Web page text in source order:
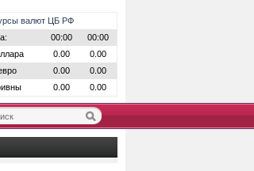
валют ЦБ РФ
00:00
00:00
0.00
0.00
0.00
0.00
0.00 0.00